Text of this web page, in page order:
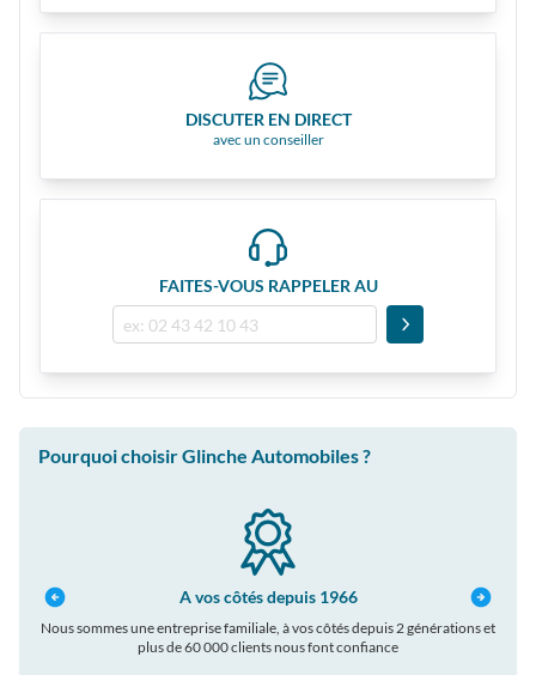
DISCUTER EN DIRECT
avec un conseiller
FAITES-VOUS RAPPELER AU
Pourquoi choisir Glinche Automobiles ?
A vos côtés depuis 1966
Nous sommes une entreprise familiale, à vos côtés depuis 2 générations et
plus de 60 000 clients nous font confiance